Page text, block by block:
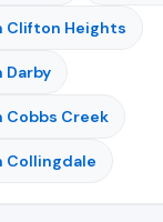
Clifton Heights
Darby
Cobbs Creek
Collingdale